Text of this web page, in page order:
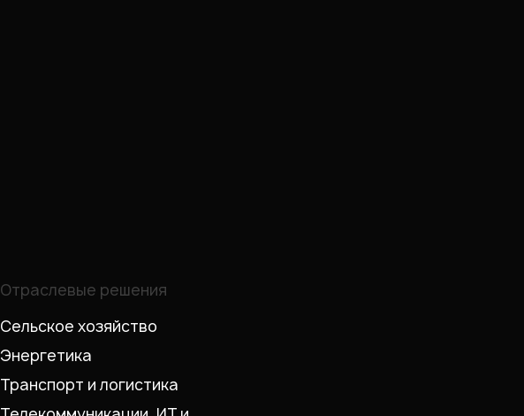
Отраслевые решения
Сельское хозяйство
Энергетика
Транспорт и логистика